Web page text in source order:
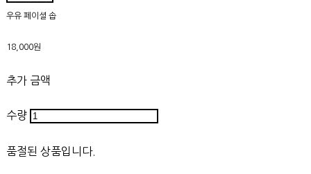
우유 페이셜 솝
18,000원
추가 금액
수량
품절된 상품입니다.